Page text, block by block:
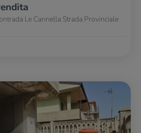
Le Cannella Strada Provinciale